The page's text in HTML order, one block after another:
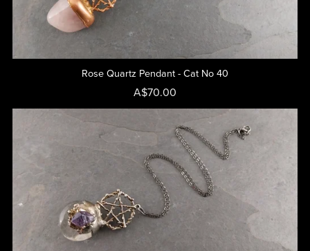
Rose Quartz Pendant - Cat No 40
A$70.00